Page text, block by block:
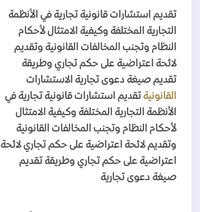
تقديم استشارات قانونية تجارية في الأنظمة
التجارية المختلفة وكيفية الامتثال لأحكام
النظام وتجنب المخالفات القانونية وتقديم
لائحة اعتراضية على حكم تجاري وطريقة
تقديم صيغة دعوى تجارية الاستشارات
القانونية تقديم استشارات قانونية تجارية في
الأنظمة التجارية المختلفة وكيفية الامتثال
لأحكام النظام وتجنب المخالفات القانونية
وتقديم لائحة اعتراضية على حكم تجاري لائحة
اعتراضية على حكم تجاري وطريقة تقديم
صيغة دعوى تجارية